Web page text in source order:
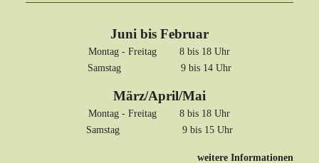
Juni bis Februar
Montag - Freitag 8 bis 18 Uhr
Samstag 9 bis 14 Uhr
März/April/Mai
Montag - Freitag 8 bis 18 Uhr
Samstag 9 bis 15 Uhr
weitere Informationen